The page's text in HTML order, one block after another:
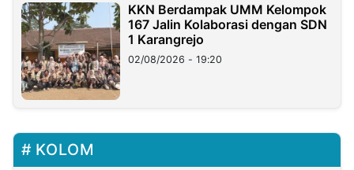
KKN Berdampak UMM Kelompok
167 Jalin Kolaborasi dengan SDN
1 Karangrejo
02/08/2026 - 19:20
KOLOM